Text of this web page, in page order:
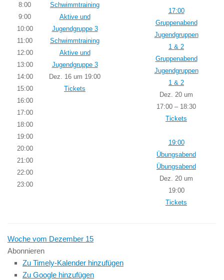
8:00
9:00
10:00
11:00
12:00
13:00
14:00
15:00
16:00
17:00
18:00
19:00
20:00
21:00
22:00
23:00
Schwimmtraining
Aktive und
Jugendgruppe 3
Schwimmtraining
Aktive und
Jugendgruppe 3
Dez. 16 um 19:00
Tickets
17:00
Gruppenabend
Jugendgruppen
1 & 2
Gruppenabend
Jugendgruppen
1 & 2
Dez. 20 um
17:00 – 18:30
Tickets
19:00
Übungsabend
Übungsabend
Dez. 20 um
19:00
Tickets
Woche vom Dezember 15
Abonnieren
Zu Timely-Kalender hinzufügen
Zu Google hinzufügen